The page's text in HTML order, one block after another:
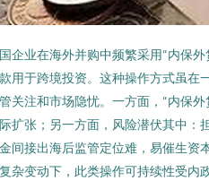
企业在海外并购中频繁采用“内保
用于跨境投资。这种操作方式虽在
关注和市场隐忧。一方面，“内保
扩张；另一方面，风险潜伏其中：
间接出海后监管定位难，易催生资
杂变动下，此类操作可持续性受内